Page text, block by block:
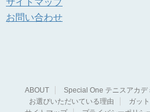
サイトマップ
お問い合わせ
ABOUT
Special One テニスアカデ
お選びいただいている理由
ガッ